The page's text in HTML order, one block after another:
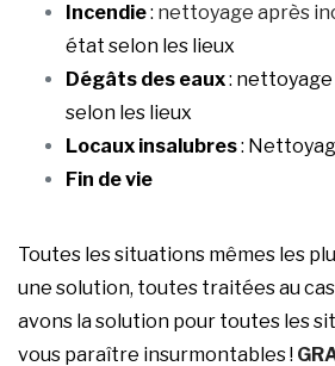
Incendie: nettoyage après
état selon les lieux
Dégâts des eaux:
selon les lieux
Locaux insalubres:
Fin de vie
Toutes les situations mêmes les
une solution, toutes traitées au
avons la solution pour toutes les
vous paraître insurmontables !